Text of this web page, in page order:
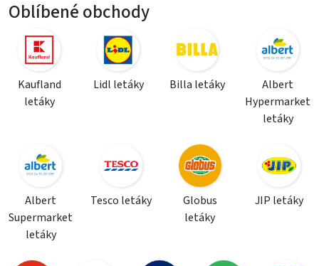
Oblíbené obchody
Kaufland
letáky
Lidl letáky Billa letáky
Albert
Hypermarket
letáky
Albert
Supermarket
letáky
Tesco letáky
Globus
letáky
JIP letáky